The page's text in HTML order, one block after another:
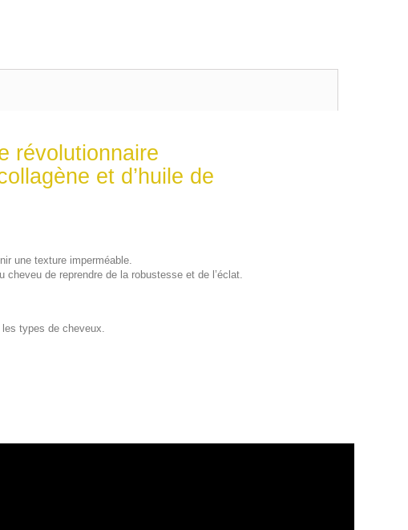
révolutionnaire
et d’huile de
une texture imperméable.
de reprendre de la robustesse et de l’éclat.
types de cheveux.